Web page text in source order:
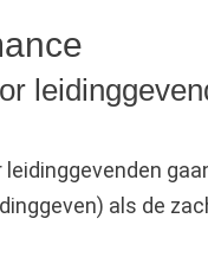
als de